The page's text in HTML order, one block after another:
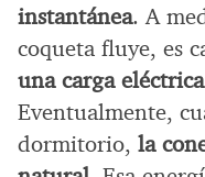
instantánea. A
coqueta fluye, es
una carga
Eventualmente,
dormitorio, la